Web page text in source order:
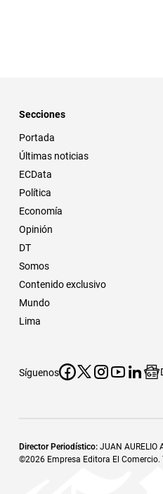
Secciones
Portada
Últimas noticias
ECData
Política
Economía
Opinión
DT
Somos
Contenido exclusivo
Mundo
Lima
Síguenos
Director Periodístico: JUAN AURELIO
©2026 Empresa Editora El